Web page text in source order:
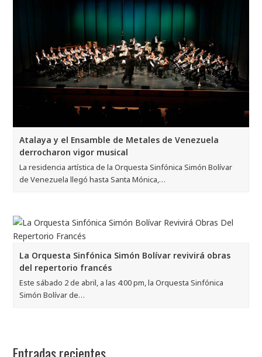
Atalaya y el Ensamble de Metales de Venezuela
derrocharon vigor musical
La residencia artística de la Orquesta Sinfónica Simón Bolívar
de Venezuela llegó hasta Santa Mónica,…
La Orquesta Sinfónica Simón Bolívar revivirá obras
del repertorio francés
Este sábado 2 de abril, a las 4:00 pm, la Orquesta Sinfónica
Simón Bolívar de…